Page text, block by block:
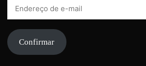
mail Confirmar